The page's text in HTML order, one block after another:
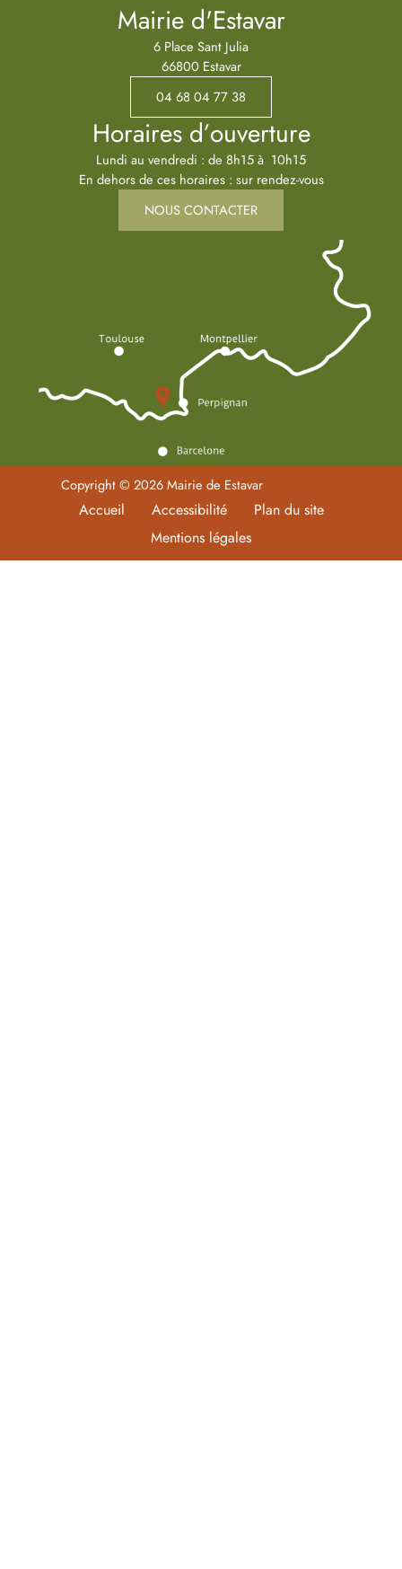
Mairie d'Estavar
6 Place Sant Julia
66800 Estavar
04 68 04 77 38
Horaires d’ouverture
Lundi au vendredi : de 8h15 à 10h15
En dehors de ces horaires : sur rendez-vous
NOUS CONTACTER
Copyright © 2026 Mairie de Estavar
Accueil Accessibilité
Plan du site
Mentions légales